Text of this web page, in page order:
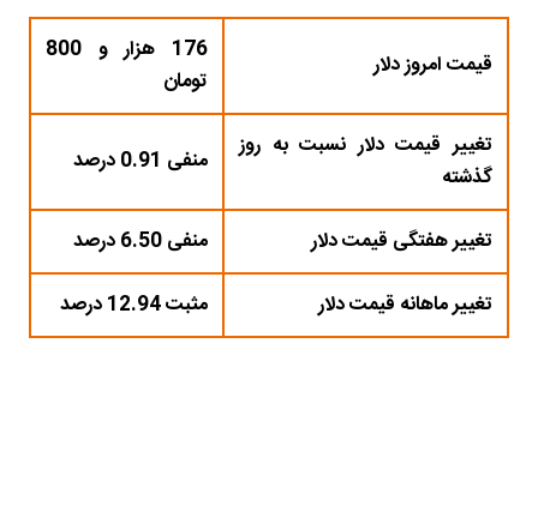
قیمت امروز دلار
176 هزار و 800
تومان
تغییر قیمت دلار نسبت به روز
گذشته
منفی 0.91 درصد
تغییر هفتگی قیمت دلار
منفی 6.50 درصد
تغییر ماهانه قیمت دلار
مثبت 12.94 درصد